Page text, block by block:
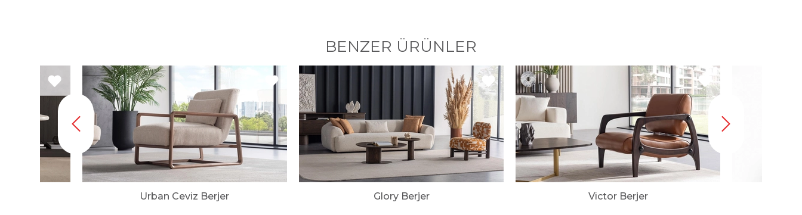
BENZER ÜRÜNLER
Urban Ceviz Berjer Glory Berjer Victor Berjer